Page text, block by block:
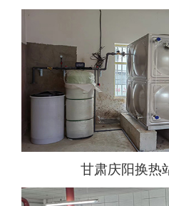
甘肃庆阳换热